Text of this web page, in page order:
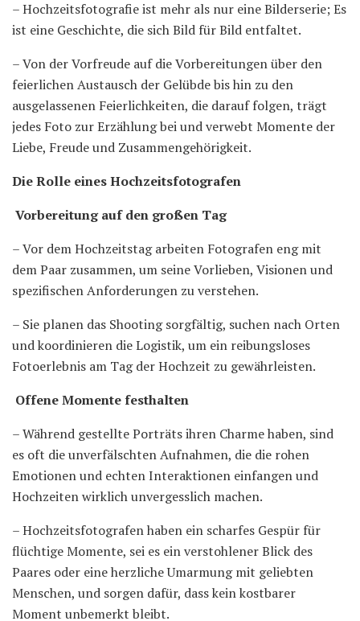
– Hochzeitsfotografie ist mehr als nur eine Bilderserie; Es
ist eine Geschichte, die sich Bild für Bild entfaltet.
– Von der Vorfreude auf die Vorbereitungen über den
feierlichen Austausch der Gelübde bis hin zu den
ausgelassenen Feierlichkeiten, die darauf folgen, trägt
jedes Foto zur Erzählung bei und verwebt Momente der
Liebe, Freude und Zusammengehörigkeit.
Die Rolle eines Hochzeitsfotografen
Vorbereitung auf den großen Tag
– Vor dem Hochzeitstag arbeiten Fotografen eng mit
dem Paar zusammen, um seine Vorlieben, Visionen und
spezifischen Anforderungen zu verstehen.
– Sie planen das Shooting sorgfältig, suchen nach Orten
und koordinieren die Logistik, um ein reibungsloses
Fotoerlebnis am Tag der Hochzeit zu gewährleisten.
Offene Momente festhalten
– Während gestellte Porträts ihren Charme haben, sind
es oft die unverfälschten Aufnahmen, die die rohen
Emotionen und echten Interaktionen einfangen und
Hochzeiten wirklich unvergesslich machen.
– Hochzeitsfotografen haben ein scharfes Gespür für
flüchtige Momente, sei es ein verstohlener Blick des
Paares oder eine herzliche Umarmung mit geliebten
Menschen, und sorgen dafür, dass kein kostbarer
Moment unbemerkt bleibt.